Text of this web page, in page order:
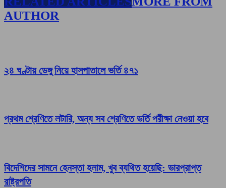
AUTHOR
২৪ ঘণ্টায় ডেঙ্গু নিয়ে হাসপাতালে ভর্তি ৪৭১
প্রথম শ্রেণিতে লটারি, অন্য সব শ্রেণিতে ভর্তি পরীক্ষা নেওয়া হবে
বিদেশিদের সামনে হেনস্তা হলাম, খুব ব্যথিত হয়েছি: ভারপ্রাপ্ত
রাষ্ট্রপতি